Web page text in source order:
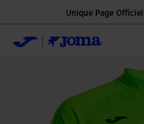
Unique Page